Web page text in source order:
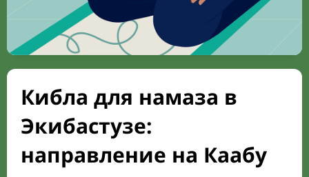
Кибла для намаза в
Экибастузе:
направление на Каабу